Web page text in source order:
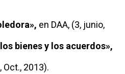
en DAA, (3, junio,
bienes y los acuerdos»,
Oct., 2013).